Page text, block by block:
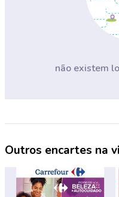
não existem
Outros encartes na